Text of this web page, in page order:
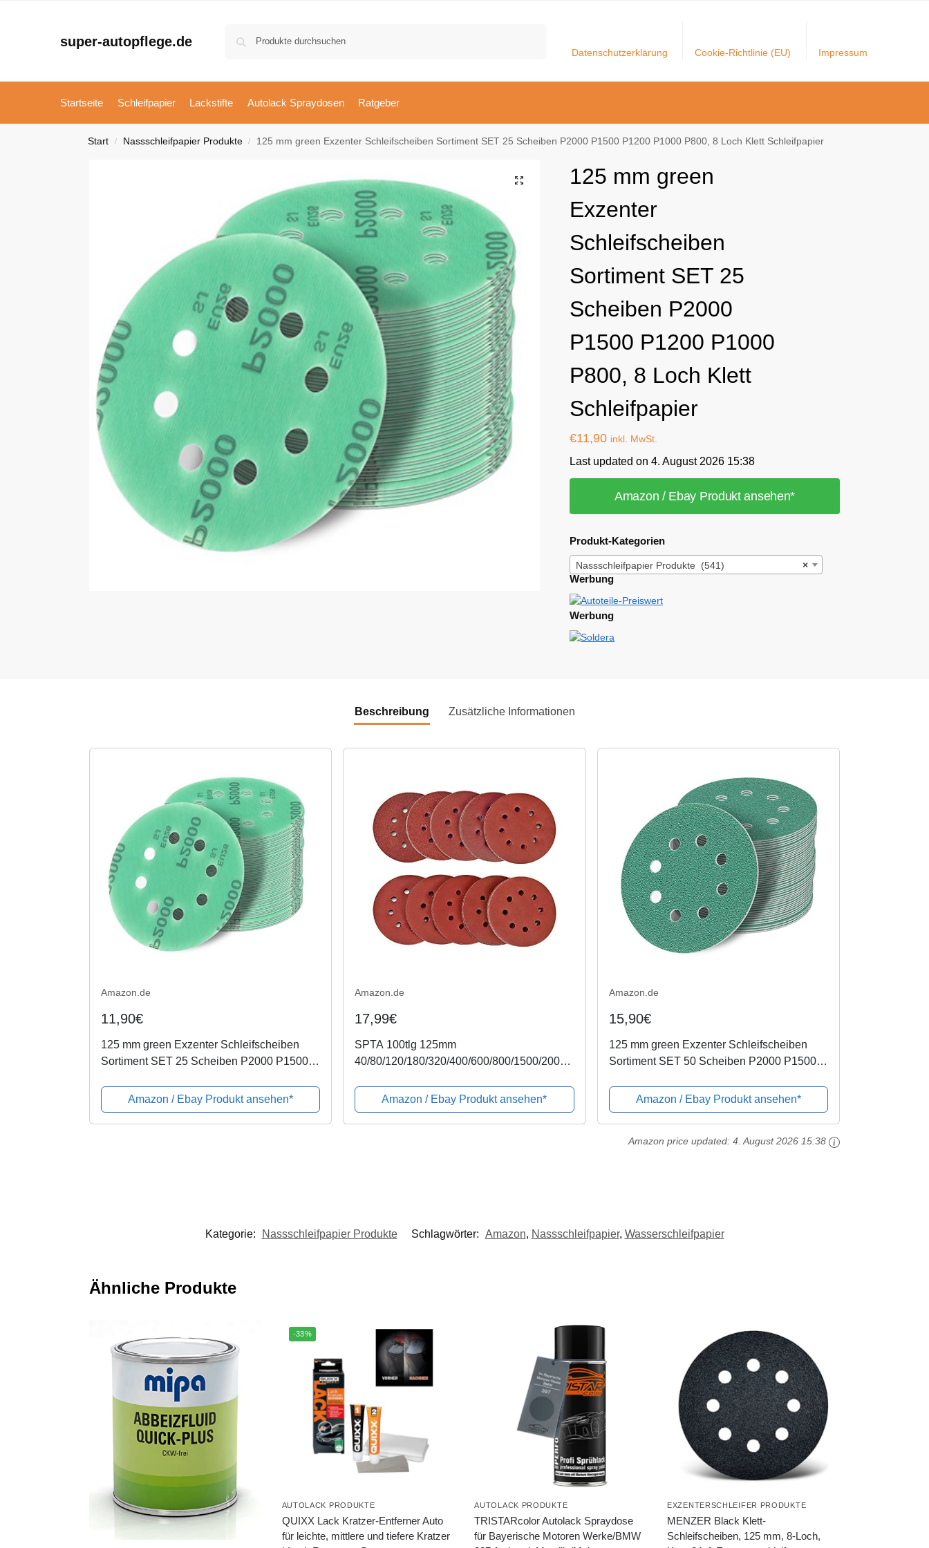
super-autopflege.de
Datenschutzerklärung Cookie-Richtlinie (EU) Impressum
Startseite Schleifpapier Lackstifte Autolack Spraydosen Ratgeber
Start / Nassschleifpapier Produkte / 125 mm green Exzenter Schleifscheiben Sortiment SET 25 Scheiben P2000 P1500 P1200 P1000 P800, 8 Loch Klett Schleifpapier
125 mm green
Exzenter
Schleifscheiben
Sortiment SET 25
Scheiben P2000
P1500 P1200 P1000
P800, 8 Loch Klett
Schleifpapier
€11,90 inkl. MwSt.
Last updated on 4. August 2026 15:38
Amazon / Ebay Produkt ansehen*
Produkt-Kategorien
×
Nassschleifpapier Produkte (541)
Werbung
Werbung
Beschreibung Zusätzliche Informationen
Amazon.de
11,90€
125 mm green Exzenter Schleifscheiben
Sortiment SET 25 Scheiben P2000 P1500
Schleifpapier
Amazon / Ebay Produkt ansehen*
Amazon.de
17,99€
SPTA 100tlg 125mm
40/80/120/180/320/400/600/800/1500/2000
Schleifblätter Schleifpapiere Exzenter-
Schleifer Körnung,...
Amazon / Ebay Produkt ansehen*
Amazon.de
15,90€
125 mm green Exzenter Schleifscheiben
Sortiment SET 50 Scheiben P2000 P1500
Schleifpapier
Amazon / Ebay Produkt ansehen*
Amazon price updated:4. August 2026 15:38
Kategorie: Nassschleifpapier Produkte Schlagwörter: Amazon, Nassschleifpapier, Wasserschleifpapier
Ähnliche Produkte
-33%
AUTOLACK PRODUKTE
QUIXX Lack Kratzer-Entferner Auto
für leichte, mittlere und tiefere Kratzer
AUTOLACK PRODUKTE
TRISTARcolor Autolack Spraydose
für Bayerische Motoren Werke/BMW
EXZENTERSCHLEIFER PRODUKTE
MENZER Black Klett-
Schleifscheiben, 125 mm, 8-Loch,